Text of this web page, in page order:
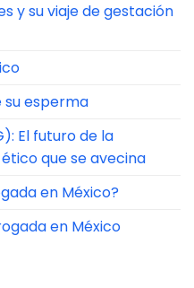
y su viaje de gestación
su esperma
El futuro de la
que se avecina
en México?
en México